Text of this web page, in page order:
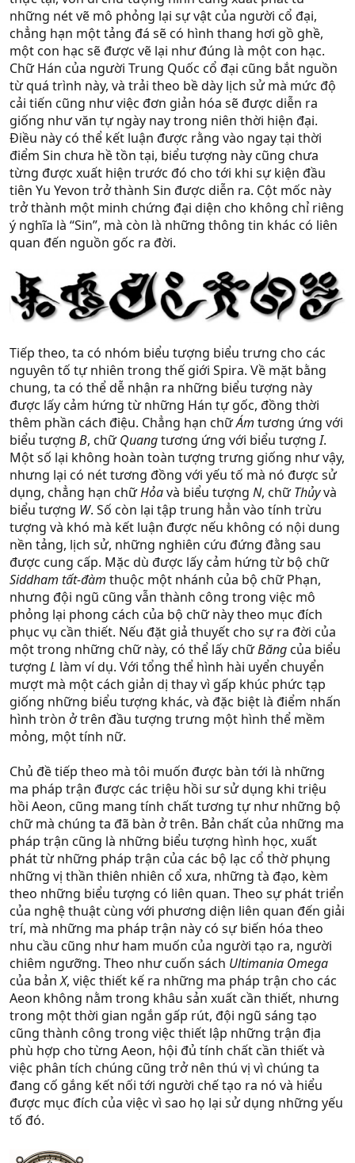
những nét vẽ mô phỏng lại sự vật của người cổ đại,
chẳng hạn một tảng đá sẽ có hình thang hơi gồ ghề,
một con hạc sẽ được vẽ lại như đúng là một con hạc.
Chữ Hán của người Trung Quốc cổ đại cũng bắt nguồn
từ quá trình này, và trải theo bề dày lịch sử mà mức độ
cải tiến cũng như việc đơn giản hóa sẽ được diễn ra
giống như văn tự ngày nay trong niên thời hiện đại.
Điều này có thể kết luận được rằng vào ngay tại thời
điểm Sin chưa hề tồn tại, biểu tượng này cũng chưa
từng được xuất hiện trước đó cho tới khi sự kiện đầu
tiên Yu Yevon trở thành Sin được diễn ra. Cột mốc này
trở thành một minh chứng đại diện cho không chỉ riêng
ý nghĩa là “Sin”, mà còn là những thông tin khác có liên
quan đến nguồn gốc ra đời.
Tiếp theo, ta có nhóm biểu tượng biểu trưng cho các
nguyên tố tự nhiên trong thế giới Spira. Về mặt bằng
chung, ta có thể dễ nhận ra những biểu tượng này
được lấy cảm hứng từ những Hán tự gốc, đồng thời
thêm phần cách điệu. Chẳng hạn chữÁm tương ứng với
biểu tượng B, chữQuangtương ứng với biểu tượngI.
Một số lại không hoàn toàn tượng trưng giống như vậy,
nhưng lại có nét tương đồng với yếu tố mà nó được sử
dụng, chẳng hạn chữHỏavà biểu tượng N, chữThủyvà
biểu tượng W. Số còn lại tập trung hẳn vào tính trừu
tượng và khó mà kết luận được nếu không có nội dung
nền tảng, lịch sử, những nghiên cứu đứng đằng sau
được cung cấp. Mặc dù được lấy cảm hứng từ bộ chữ
Siddham tất-đàm thuộc một nhánh của bộ chữ Phạn,
nhưng đội ngũ cũng vẫn thành công trong việc mô
phỏng lại phong cách của bộ chữ này theo mục đích
phục vụ cần thiết. Nếu đặt giả thuyết cho sự ra đời của
một trong những chữ này, có thể lấy chữBăngcủa biểu
tượng L làm ví dụ. Với tổng thể hình hài uyển chuyển
mượt mà một cách giản dị thay vì gấp khúc phức tạp
giống những biểu tượng khác, và đặc biệt là điểm nhấn
hình tròn ở trên đầu tượng trưng một hình thể mềm
mỏng, một tính nữ.
Chủ đề tiếp theo mà tôi muốn được bàn tới là những
ma pháp trận được các triệu hồi sư sử dụng khi triệu
hồi Aeon, cũng mang tính chất tương tự như những bộ
chữ mà chúng ta đã bàn ở trên. Bản chất của những ma
pháp trận cũng là những biểu tượng hình học, xuất
phát từ những pháp trận của các bộ lạc cổ thờ phụng
những vị thần thiên nhiên cổ xưa, những tà đạo, kèm
theo những biểu tượng có liên quan. Theo sự phát triển
của nghệ thuật cùng với phương diện liên quan đến giải
trí, mà những ma pháp trận này có sự biến hóa theo
nhu cầu cũng như ham muốn của người tạo ra, người
chiêm ngưỡng. Theo như cuốn sách Ultimania Omega
của bảnX, việc thiết kế ra những ma pháp trận cho các
Aeon không nằm trong khâu sản xuất cần thiết, nhưng
trong một thời gian ngắn gấp rút, đội ngũ sáng tạo
cũng thành công trong việc thiết lập những trận địa
phù hợp cho từng Aeon, hội đủ tính chất cần thiết và
việc phân tích chúng cũng trở nên thú vị vì chúng ta
đang cố gắng kết nối tới người chế tạo ra nó và hiểu
được mục đích của việc vì sao họ lại sử dụng những yếu
tố đó.